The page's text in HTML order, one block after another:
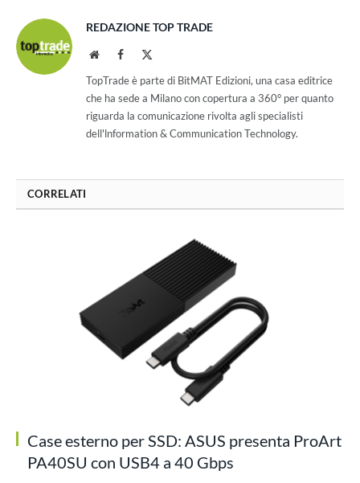
REDAZIONE TOP TRADE
WebsiteFacebook
TopTrade è parte di BitMAT Edizioni, una casa editrice
che ha sede a Milano con copertura a 360° per quanto
riguarda la comunicazione rivolta agli specialisti
dell'lnformation & Communication Technology.
CORRELATI
Case esterno per SSD: ASUS presenta ProArt
PA40SU con USB4 a 40 Gbps